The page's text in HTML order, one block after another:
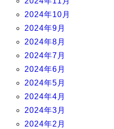
2024年10月
2024年9月
2024年8月
2024年7月
2024年6月
2024年5月
2024年4月
2024年3月
2024年2月